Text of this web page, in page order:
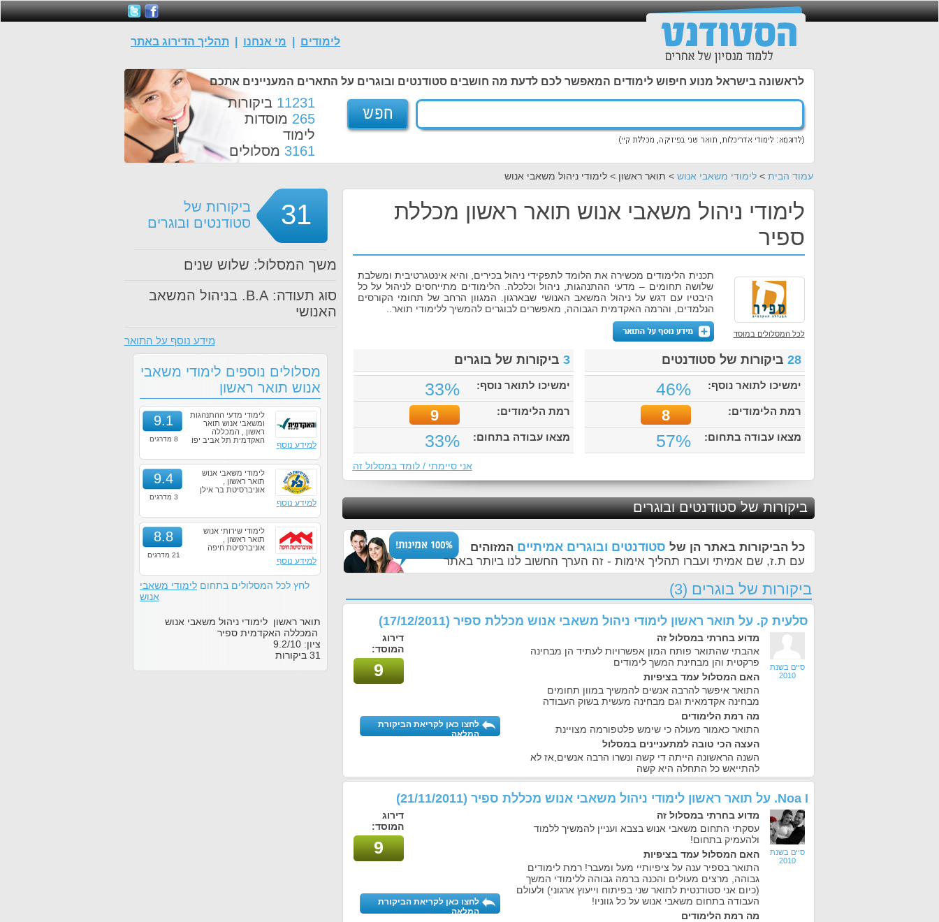
לימודים מי אנחנו תהליך הדירוג באתר
לראשונה בישראל מנוע חיפוש לימודים המאפשר לכם לדעת מה חושבים סטודנטים ובוגרים על התארים המעניינים אתכם
11231 ביקורות
265 מוסדות
לימוד
3161 מסלולים
עמוד הבית >לימודי משאבי אנוש > תואר ראשון > לימודי ניהול משאבי אנוש
לימודי ניהול משאבי אנוש תואר ראשון מכללת
ספיר
לכל המסלולים במוסד
תכנית הלימודים מכשירה את הלומד לתפקידי ניהול בכירים, והיא אינטגרטיבית ומשלבת
שלושה תחומים – מדעי ההתנהגות, ניהול וכלכלה. הלימודים מתייחסים לניהול על כל
היבטיו עם דגש על ניהול המשאב האנושי שבארגון. המגוון הרחב של תחומי הקורסים
הנלמדים, והרמה האקדמית הגבוהה, מאפשרים לבוגרים להמשיך ללימודי תואר..
28 ביקורות של סטודנטים
ימשיכו לתואר נוסף: 46%
רמת הלימודים: 8
מצאו עבודה בתחום: 57%
3 ביקורות של בוגרים
ימשיכו לתואר נוסף: 33%
רמת הלימודים: 9
מצאו עבודה בתחום: 33%
אני סיימתי / לומד במסלול זה
ביקורות של סטודנטים ובוגרים
כל הביקורות באתר הן של סטודנטים ובוגרים אמיתיים המזוהים
עם ת.ז, שם אמיתי ועברו תהליך אימות - זה הערך החשוב לנו ביותר באתר
ביקורות של בוגרים (3)
סלעית ק. על תואר ראשון לימודי ניהול משאבי אנוש מכללת ספיר (17/12/2011)
סיים בשנת
2010
מדוע בחרתי במסלול זה
אהבתי שהתואר פותח המון אפשרויות לעתיד הן מבחינה
פרקטית והן מבחינת המשך לימודים
האם המסלול עמד בציפיות
התואר איפשר להרבה אנשים להמשיך במוון תחומים
מבחינה אקדמאית וגם מבחינה מעשית בשוק העבודה
מה רמת הלימודים
התואר כאמור מעולה כי שימש פלטפורמה מצויינת
העצה הכי טובה למתעניינים במסלול
השנה הראשונה הייתה די קשה ונשרו הרבה אנשים,אז לא
להתייאש כל התחלה היא קשה
דירוג
המוסד:
9
לחצו כאן לקריאת הביקורת
המלאה
Noa I. על תואר ראשון לימודי ניהול משאבי אנוש מכללת ספיר (21/11/2011)
סיים בשנת
2010
מדוע בחרתי במסלול זה
עסקתי התחום משאבי אנוש בצבא ועניין להמשיך ללמוד
ולהעמיק בתחום!
האם המסלול עמד בציפיות
התואר בספיר ענה על ציפיותיי מעל ומעבר! רמת לימודים
גבוהה, מרצים מעולים והכנה ברמה גבוהה ללימודי המשך
(כיום אני סטודנטית לתואר שני בפיתוח וייעוץ ארגוני) ולעולם
העבודה בתחום משאבי אנוש על כל גווניו!
מה רמת הלימודים
דירוג
המוסד:
9
לחצו כאן לקריאת הביקורת
המלאה
31
ביקורות של
סטודנטים ובוגרים
משך המסלול: שלוש שנים
סוג תעודה: B.A. בניהול המשאב
האנושי
מידע נוסף על התואר
מסלולים נוספים לימודי משאבי
אנוש תואר ראשון
למידע נוסף
9.1
8 מדרגים
לימודי מדעי ההתנהגות
ומשאבי אנוש תואר
ראשון , המכללה
האקדמית תל אביב יפו
למידע נוסף
9.4
3 מדרגים
לימודי משאבי אנוש
תואר ראשון ,
אוניברסיטת בר אילן
למידע נוסף
8.8
21 מדרגים
לימודי שירותי אנוש
תואר ראשון ,
אוניברסיטת חיפה
לחץ לכל המסלולים בתחום לימודי משאבי
אנוש
תואר ראשון לימודי ניהול משאבי אנוש
המכללה האקדמית ספיר
ציון:
9.2/10
31 ביקורות